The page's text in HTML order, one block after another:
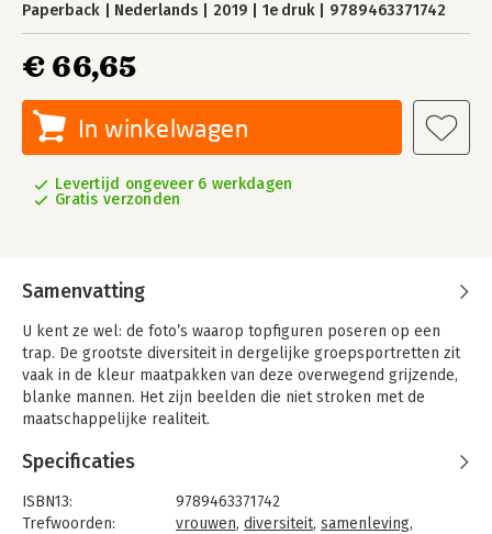
Paperback Nederlands 2019 1e druk 9789463371742
€ 66,65
In winkelwagen
Levertijd ongeveer 6 werkdagen
Gratis verzonden
Samenvatting
U kent ze wel: de foto’s waarop topfiguren poseren op een
trap. De grootste diversiteit in dergelijke groepsportretten zit
vaak in de kleur maatpakken van deze overwegend grijzende,
blanke mannen. Het zijn beelden die niet stroken met de
maatschappelijke realiteit.
Tine Maenhout toont in Who run the world? wat het belang én
de kracht van vrouwelijk leiderschap is. Met meer vrouwen aan
het roer van de samenleving krijg je een diversiteit aan opinies
en competenties. Stereotiepe denkpatronen worden
Specificaties
ISBN13:
9789463371742
Trefwoorden:
vrouwen, diversiteit, samenleving,